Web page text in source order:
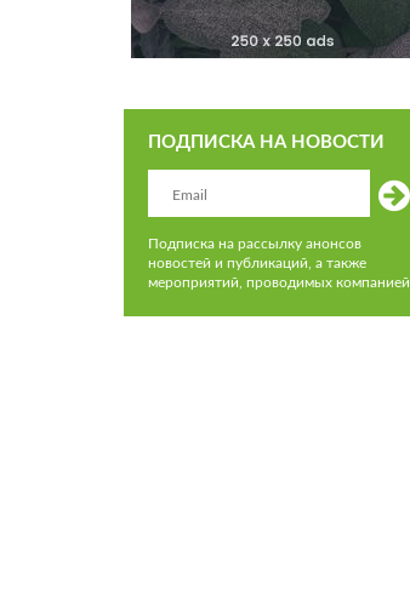
ПОДПИСКА НА НОВОСТИ
Подписка на рассылку анонсов
новостей и публикаций, а также
мероприятий, проводимых компанией.